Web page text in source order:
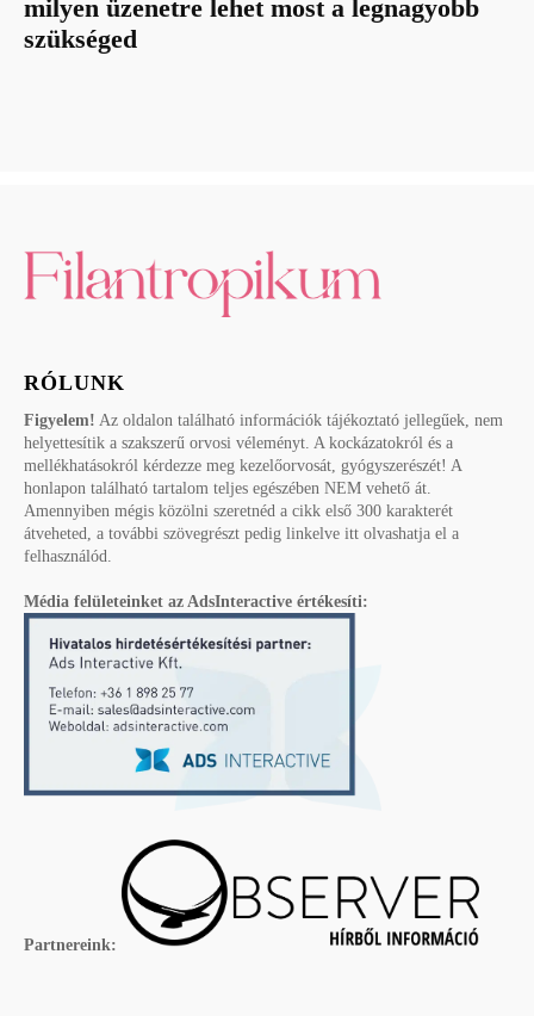
milyen üzenetre lehet most a legnagyobb
szükséged
RÓLUNK
Figyelem! Az oldalon található információk tájékoztató jellegűek, nem
helyettesítik a szakszerű orvosi véleményt. A kockázatokról és a
mellékhatásokról kérdezze meg kezelőorvosát, gyógyszerészét! A
honlapon található tartalom teljes egészében NEM vehető át.
Amennyiben mégis közölni szeretnéd a cikk első 300 karakterét
átveheted, a további szövegrészt pedig linkelve itt olvashatja el a
felhasználód.
Média felületeinket az AdsInteractive értékesíti:
Partnereink: